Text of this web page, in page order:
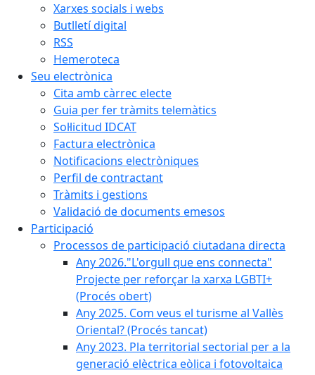
Xarxes socials i webs
Butlletí digital
RSS
Hemeroteca
Seu electrònica
Cita amb càrrec electe
Guia per fer tràmits telemàtics
Sol·licitud IDCAT
Factura electrònica
Notificacions electròniques
Perfil de contractant
Tràmits i gestions
Validació de documents emesos
Participació
Processos de participació ciutadana directa
Any 2026."L'orgull que ens connecta"
Projecte per reforçar la xarxa LGBTI+
(Procés obert)
Any 2025. Com veus el turisme al Vallès
Oriental? (Procés tancat)
Any 2023. Pla territorial sectorial per a la
generació elèctrica eòlica i fotovoltaica